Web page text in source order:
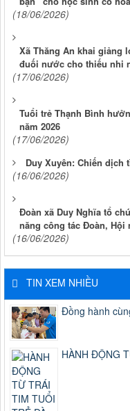
(18/06/2026)
Xã Thăng An khai giảng
đuối nước cho thiếu nhi
(17/06/2026)
Tuổi trẻ Thạnh Bình
năm 2026
(17/06/2026)
Duy Xuyên: Chiến dịch
(16/06/2026)
Đoàn xã Duy Nghĩa tổ
năng công tác Đoàn, Hội
(16/06/2026)
TIN XEM NHIỀU
Đồng hành
HÀNH ĐỘNG